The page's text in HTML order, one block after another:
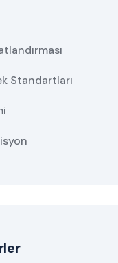
Standartları